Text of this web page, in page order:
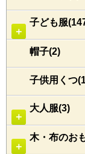
＋
子ども服
帽子(2)
子供用くつ
＋
大人服(3)
＋
木・布のお